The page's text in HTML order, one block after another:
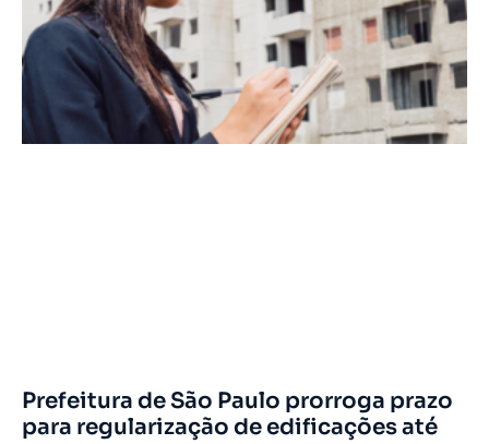
Prefeitura de São Paulo prorroga prazo
para regularização de edificações até